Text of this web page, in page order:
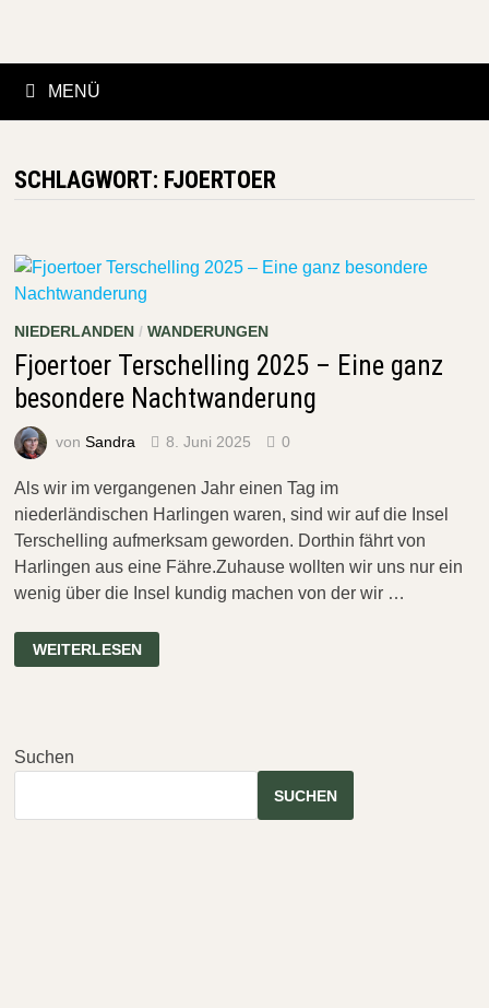
Inhalt
MENÜ
SCHLAGWORT: FJOERTOER
NIEDERLANDEN/ WANDERUNGEN
Fjoertoer Terschelling 2025 – Eine ganz
besondere Nachtwanderung
von Sandra 8. Juni 2025 0
Als wir im vergangenen Jahr einen Tag im
niederländischen Harlingen waren, sind wir auf die Insel
Terschelling aufmerksam geworden. Dorthin fährt von
Harlingen aus eine Fähre.Zuhause wollten wir uns nur ein
wenig über die Insel kundig machen von der wir …
FJOERTOER
TERSCHELLING
NACHTWANDERUNG
WEITERLESEN
Suchen
SUCHEN